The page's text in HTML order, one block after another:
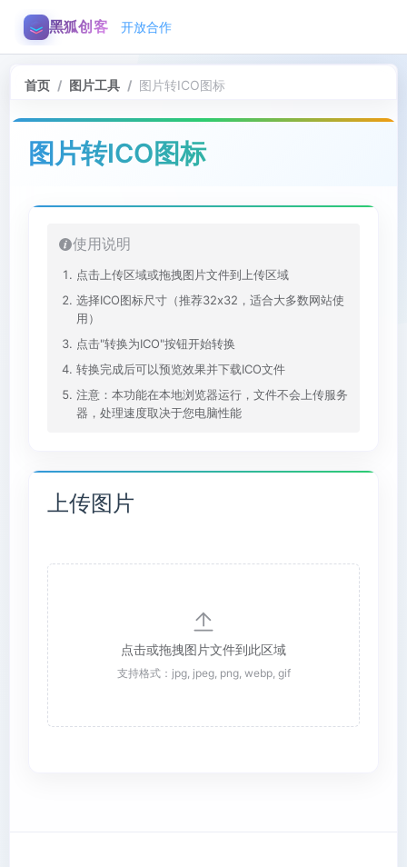
黑狐创客 开放合作
首页 / 图片工具 / 图片转ICO图标
图片转ICO图标
使用说明
点击上传区域或拖拽图片文件到上传区域
选择ICO图标尺寸（推荐32x32，适合大多数网站使
用）
点击"转换为ICO"按钮开始转换
转换完成后可以预览效果并下载ICO文件
注意：本功能在本地浏览器运行，文件不会上传服务
器，处理速度取决于您电脑性能
上传图片
点击或拖拽图片文件到此区域
支持格式：jpg, jpeg, png, webp, gif